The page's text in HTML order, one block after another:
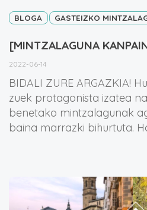
BLOGA GASTEIZKO
[MINTZALAGUNA
2022-06-14
BIDALI ZURE ARGAZKIA!
zuek protagonista izatea
benetako mintzalagunak
baina marrazki bihurtuta.